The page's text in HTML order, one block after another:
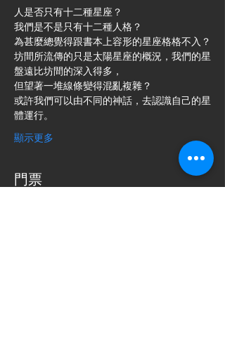
人是否只有十二種星座？
我們是不是只有十二種人格？
為甚麼總覺得跟書本上容形的星座格格不入？
坊間所流傳的只是太陽星座的概況，我們的星
盤遠比坊間的深入得多，
但望著一堆線條變得混亂複雜？
或許我們可以由不同的神話，去認識自己的星
體運行。
顯示更多
門票